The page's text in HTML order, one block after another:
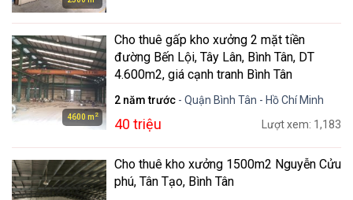
4600 m 2
Cho thuê gấp kho xưởng 2 mặt tiền
đường Bến Lội, Tây Lân, Bình Tân, DT
4.600m2, giá cạnh tranh Bình Tân
2 năm trước - Quận Bình Tân - Hồ Chí Minh
40 triệu Lượt xem: 1,183
Cho thuê kho xưởng 1500m2 Nguyễn Cửu
phú, Tân Tạo, Bình Tân